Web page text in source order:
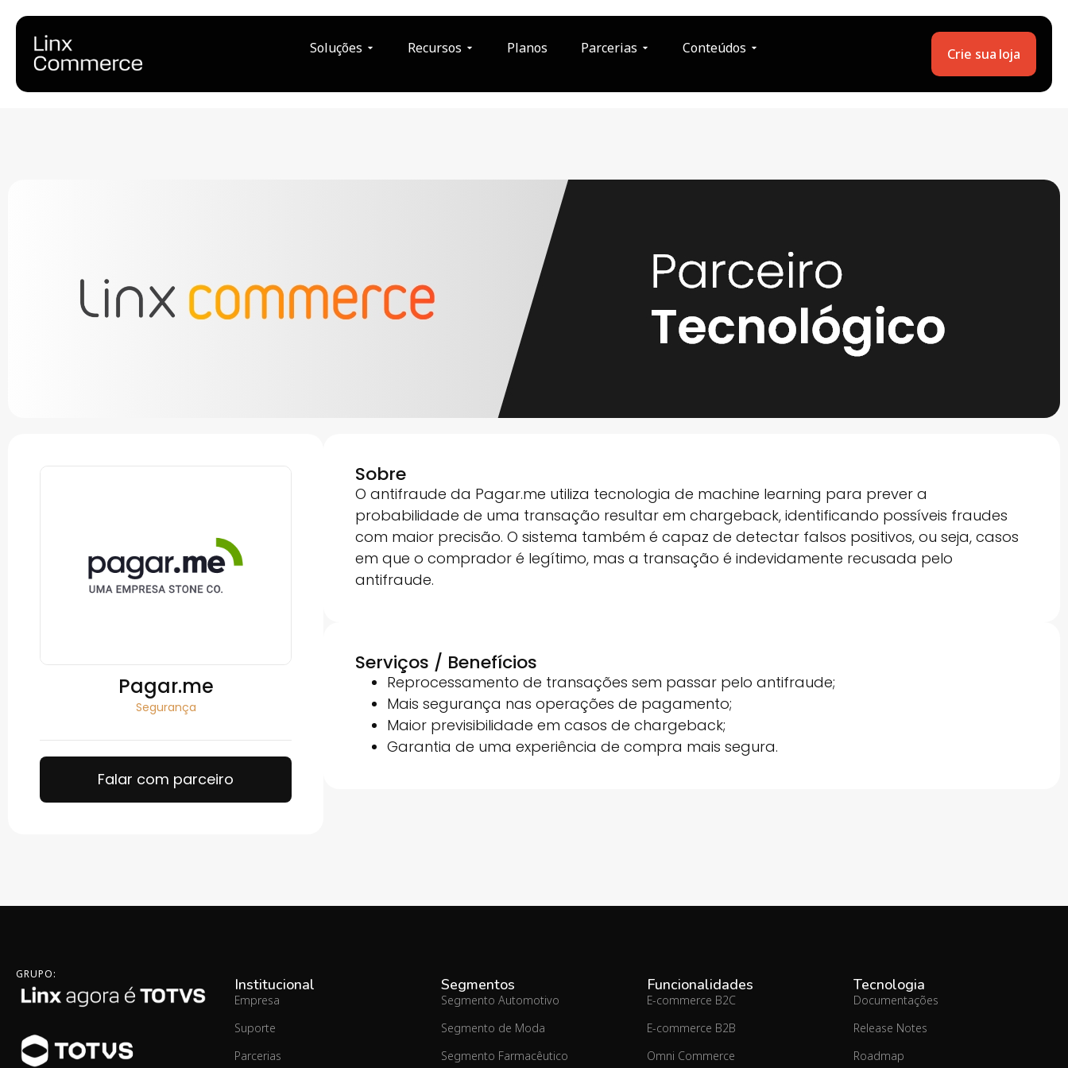
Soluções Recursos Planos Parcerias Conteúdos Crie sua loja
Pagar.me
Segurança
Falar com parceiro
Sobre
O antifraude da Pagar.me utiliza tecnologia de machine learning para prever a
probabilidade de uma transação resultar em chargeback, identificando possíveis fraudes
com maior precisão. O sistema também é capaz de detectar falsos positivos, ou seja, casos
em que o comprador é legítimo, mas a transação é indevidamente recusada pelo
antifraude.
Serviços / Benefícios
Reprocessamento de transações sem passar pelo antifraude;
Mais segurança nas operações de pagamento;
Maior previsibilidade em casos de chargeback;
Garantia de uma experiência de compra mais segura.
GRUPO:
Institucional
Empresa
Suporte
Parcerias
Segmentos
Segmento Automotivo
Segmento de Moda
Segmento Farmacêutico
Funcionalidades
E-commerce B2C
E-commerce B2B
Omni Commerce
Tecnologia
Documentações
Release Notes
Roadmap